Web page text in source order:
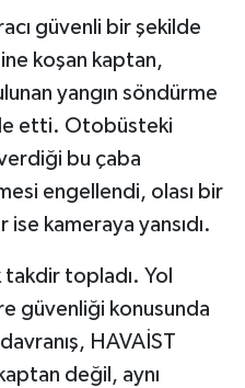
güvenli bir şekilde
koşan kaptan,
yangın söndürme
etti. Otobüsteki
bu çaba
engellendi, olası bir
kameraya yansıdı.
takdir topladı. Yol
güvenliği konusunda
HAVAİST
değil, aynı